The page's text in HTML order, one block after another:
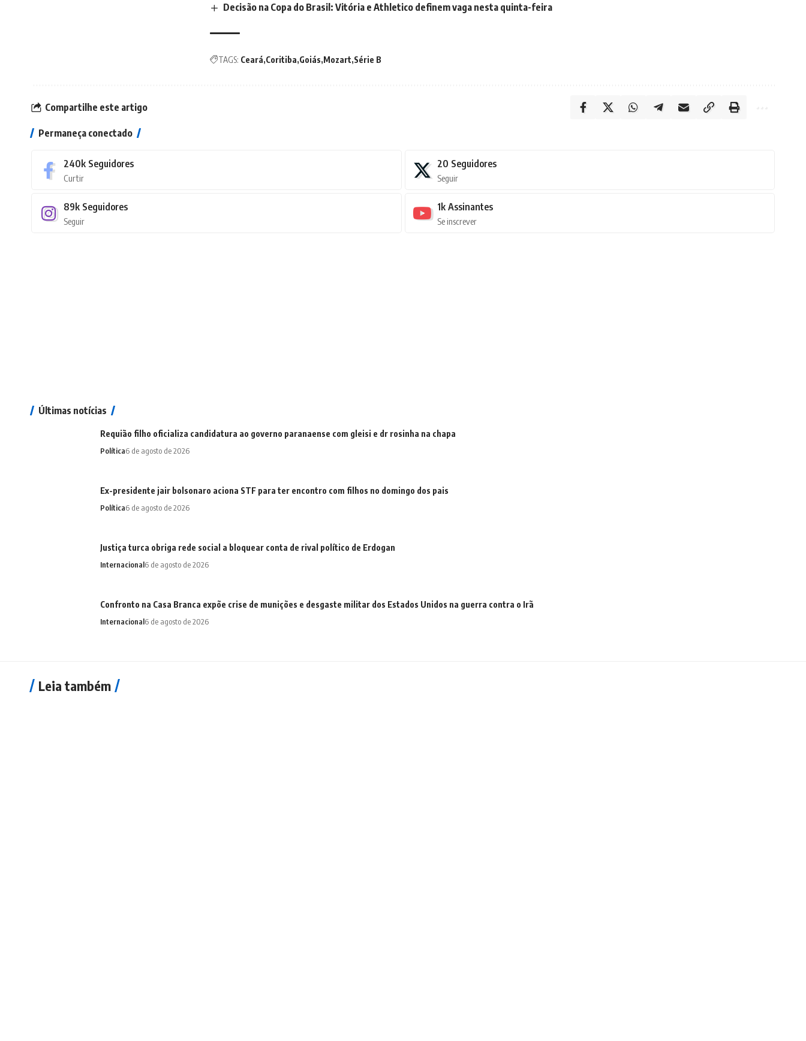
Decisão na Copa do Brasil: Vitória e Athletico definem vaga nesta quinta-feira
TAGS: Ceará Coritiba Goiás Mozart Série B
Compartilhe este artigo
Permaneça conectado
240k Seguidores
Curtir
20 Seguidores
Seguir
89k Seguidores
Seguir
1k Assinantes
Se inscrever
Últimas notícias
Requião filho oficializa candidatura ao governo paranaense com gleisi e dr rosinha na chapa
Política6 de agosto de 2026
Ex-presidente jair bolsonaro aciona STF para ter encontro com filhos no domingo dos pais
Política6 de agosto de 2026
Justiça turca obriga rede social a bloquear conta de rival político de Erdogan
Internacional6 de agosto de 2026
Confronto na Casa Branca expõe crise de munições e desgaste militar dos Estados Unidos na guerra contra o Irã
Internacional6 de agosto de 2026
Leia também